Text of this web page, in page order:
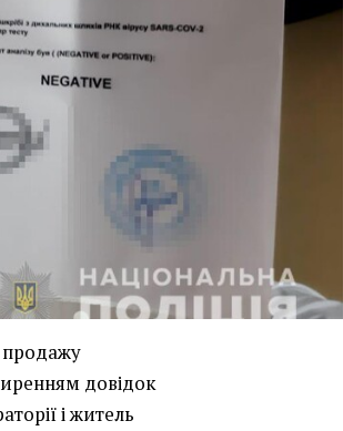
продажу
довідок
і житель